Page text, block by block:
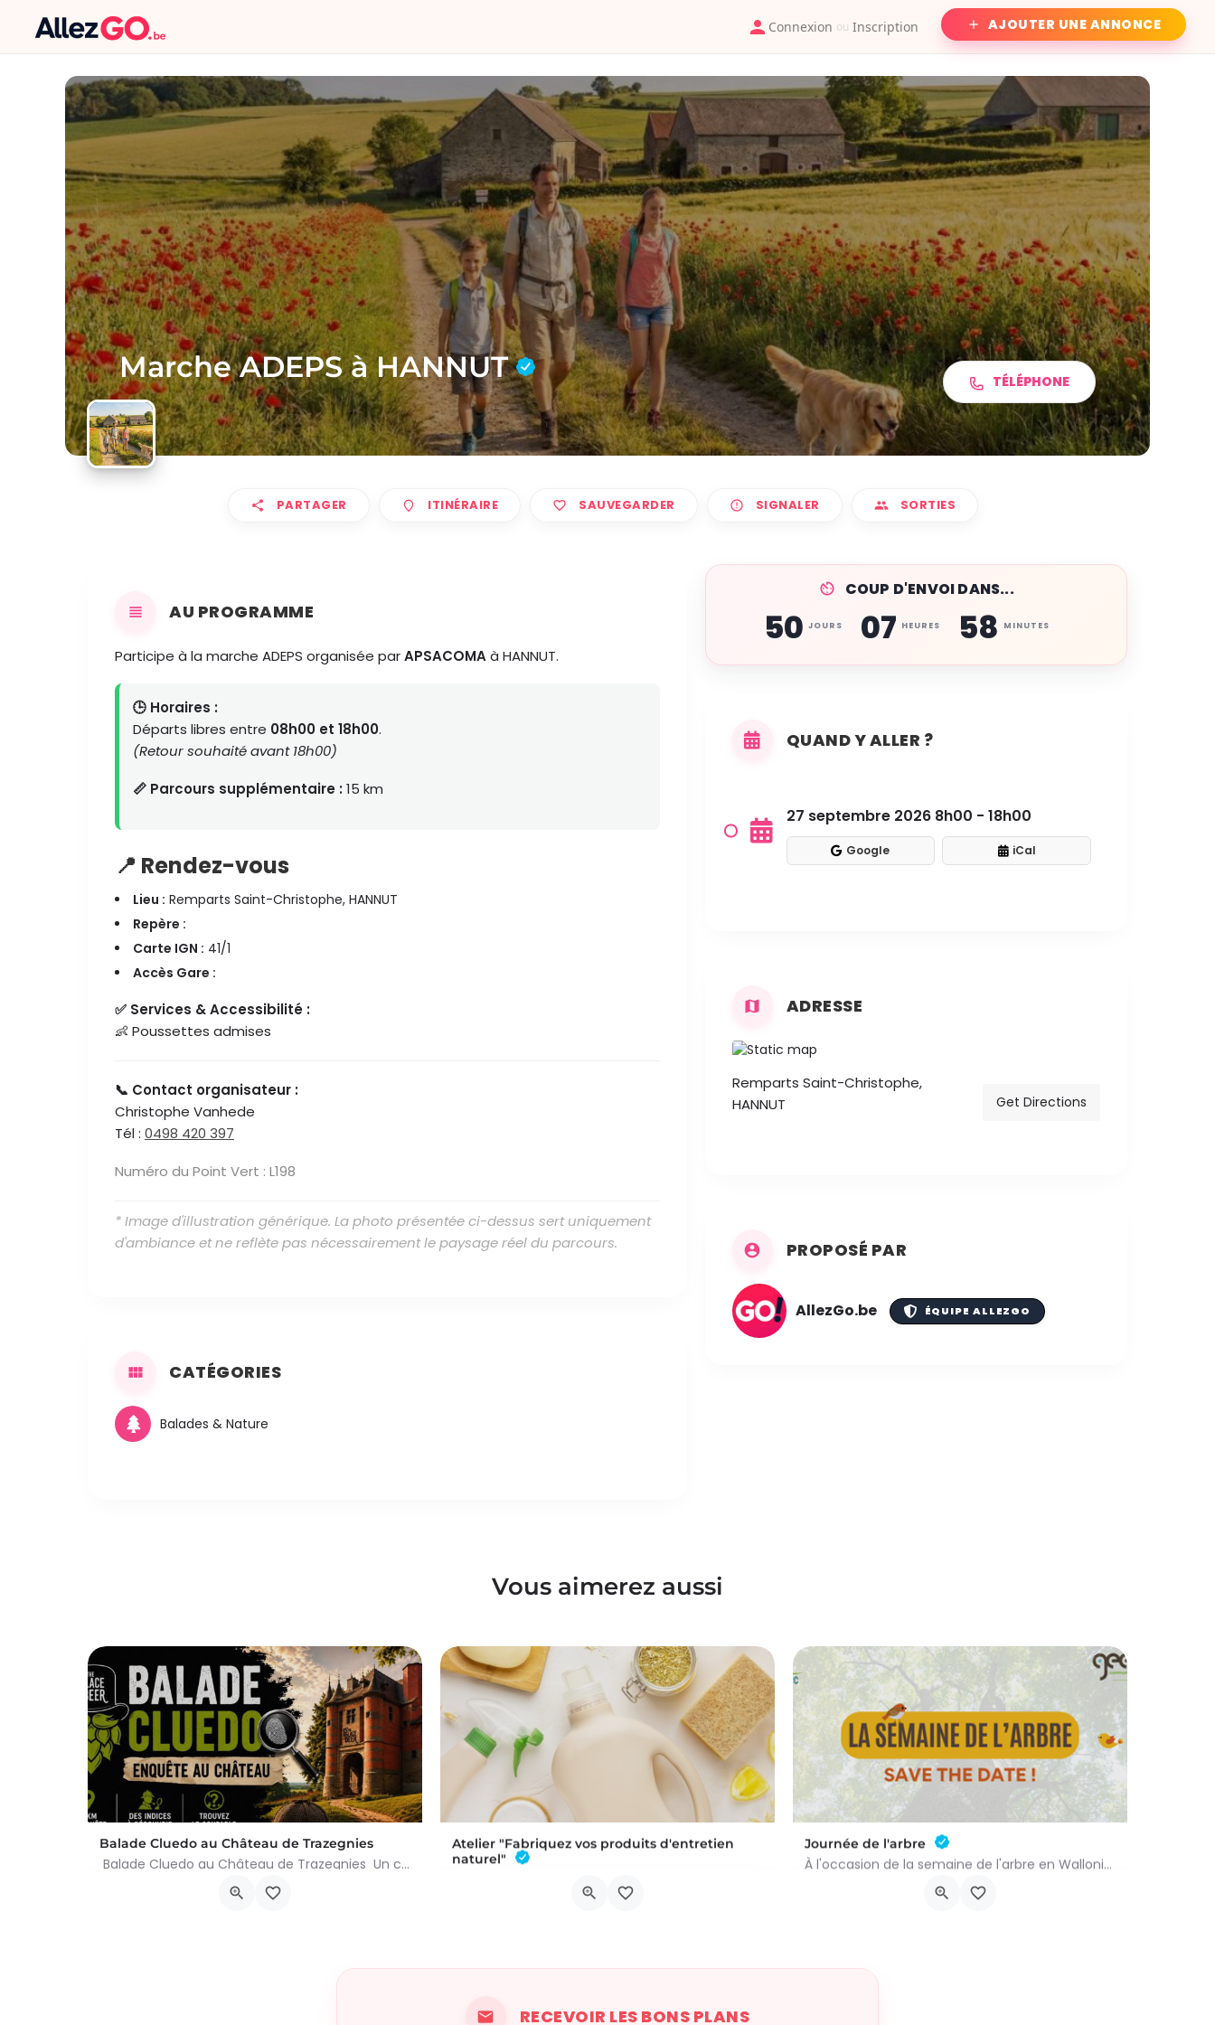
Connexion ou Inscription AJOUTER UNE ANNONCE
Marche ADEPS à HANNUT TÉLÉPHONE
PARTAGER ITINÉRAIRE SAUVEGARDER SIGNALER SORTIES
AU PROGRAMME
Participe à la marche ADEPS organisée parAPSACOMAà HANNUT.
🕒 Horaires :
Départs libres entre 08h00 et 18h00.
(Retour souhaité avant 18h00)
📏 Parcours supplémentaire :15 km
📍 Rendez-vous
Lieu : Remparts Saint-Christophe, HANNUT
Repère :
Carte IGN : 41/1
Accès Gare :
✅ Services & Accessibilité :
👶 Poussettes admises
📞 Contact organisateur :
Christophe Vanhede
Tél : 0498 420 397
Numéro du Point Vert : L198
* Image d'illustration générique. La photo présentée ci-dessus sert uniquement
d'ambiance et ne reflète pas nécessairement le paysage réel du parcours.
CATÉGORIES
Balades & Nature
COUP D'ENVOI DANS...
50 JOURS 07 HEURES 58 MINUTES
QUAND Y ALLER ?
27 septembre 2026 8h00 - 18h00
Google iCal
ADRESSE
Remparts Saint-Christophe,
HANNUT
Get Directions
PROPOSÉ PAR
AllezGo.be ÉQUIPE ALLEZGO
Vous aimerez aussi
Balade Cluedo au Château de Trazegnies
Balade Cluedo au Château de Trazegnies Un crime a été commis au Château de Trazegnies… À vous de résoudre…
Place Albert Ier, Courcelles
Atelier "Fabriquez vos produits d'entretien
naturel"
Journée de l'arbre
À l'occasion de la semaine de l'arbre en Wallonie, nous vous proposons l'annuelle distribution gratuite des…
RECEVOIR LES BONS PLANS